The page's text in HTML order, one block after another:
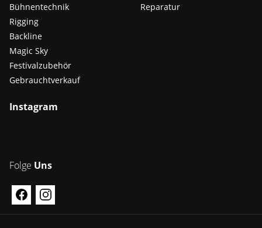
Bühnentechnik
Rigging
Backline
Magic Sky
Festivalzubehör
Gebrauchtverkauf
Reparatur
Instagram
Folge Uns